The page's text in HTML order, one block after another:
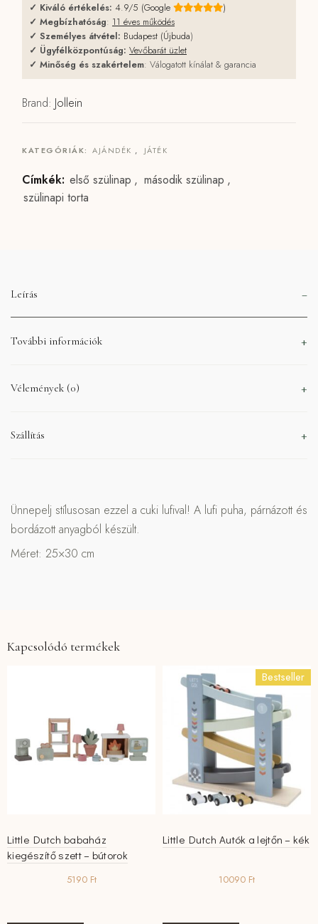
✓ Kiváló értékelés: 4.9/5 (Google
)
✓ Megbízhatóság: 11 éves működés
✓ Személyes átvétel: Budapest (Újbuda)
✓ Ügyfélközpontúság: Vevőbarát üzlet
✓ Minőség és szakértelem: Válogatott kínálat & garancia
Brand: Jollein
KATEGÓRIÁK: AJÁNDÉK , JÁTÉK
Címkék: első szülinap , második szülinap ,
szülinapi torta
Leírás
További információk
Vélemények (0)
Szállítás
Ünnepelj stílusosan ezzel a cuki lufival! A lufi puha, párnázott és
bordázott anyagból készült.
Méret: 25×30 cm
Kapcsolódó termékek
Little Dutch babaház
kiegészítő szett – bútorok
5190 Ft
Bestseller
Little Dutch Autók a lejtőn – kék
10090 Ft